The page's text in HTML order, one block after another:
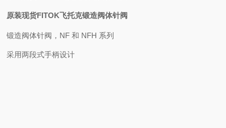
原装现货FITOK飞托克锻造阀体针阀
锻造阀体针阀，NF 和 NFH 系列
采用两段式手柄设计